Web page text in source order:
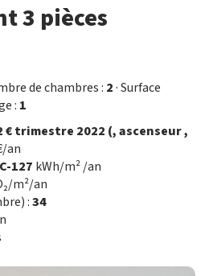
3 pièces
de chambres : 2· Surface
: 1
€ trimestre 2022 (, ascenseur ,
an
C-127 kWh/m² /an
m²/an
:34